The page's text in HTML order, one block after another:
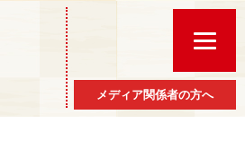
メディア関係者の方へ